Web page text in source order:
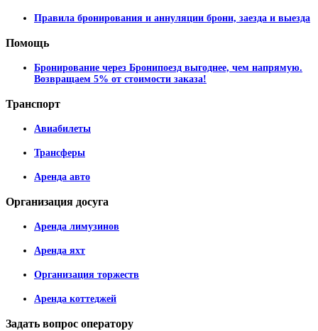
Правила бронирования и аннуляции брони, заезда и выезда
Помощь
Бронирование через Бронипоезд выгоднее, чем напрямую.
Возвращаем 5% от стоимости заказа!
Транспорт
Авиабилеты
Трансферы
Аренда авто
Организация досуга
Аренда лимузинов
Аренда яхт
Организация торжеств
Аренда коттеджей
Задать вопрос оператору